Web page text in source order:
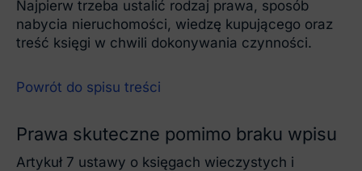
Najpierw trzeba ustalić rodzaj prawa, sposób
nabycia nieruchomości, wiedzę kupującego oraz
treść księgi w chwili dokonywania czynności.
Powrót do spisu treści
Prawa skuteczne pomimo braku wpisu
Artykuł 7 ustawy o księgach wieczystych i